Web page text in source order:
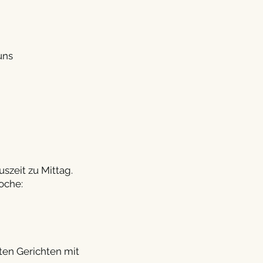
zu Mittag.
Gerichten mit